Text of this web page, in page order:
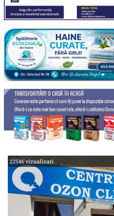
22546 vizualizari